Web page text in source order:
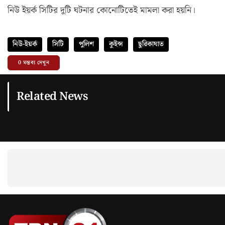
নিউ ইয়র্ক সিটির দুটি ঘটনার কোনোটিতেই মামলা করা হয়নি।
নিউ-ইয়র্ক সিটি পুলিশ কুইন্স ছুরিকাঘাত
0মন্তব্য দেখুন
Related News